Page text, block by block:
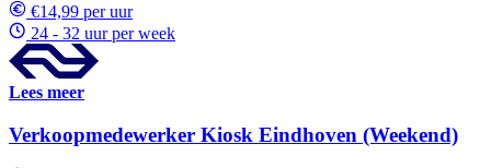
€14,99 per uur
24 - 32 uur per week
Lees meer
Verkoopmedewerker Kiosk Eindhoven (Weekend)